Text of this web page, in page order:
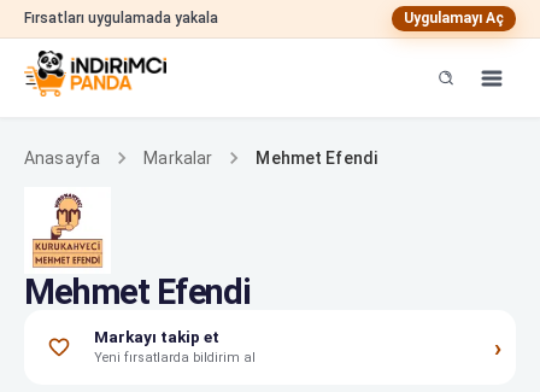
Fırsatları uygulamada yakala Uygulamayı Aç
Anasayfa Markalar Mehmet Efendi
Mehmet Efendi
Markayı takip et
Yeni fırsatlarda bildirim al ›